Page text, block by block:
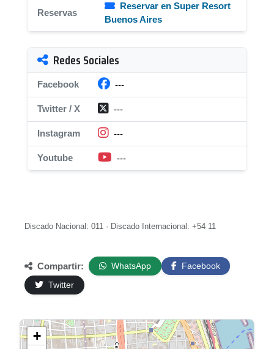
Reservas
Reservar en Super Resort
Buenos Aires
Redes Sociales
Facebook ---
Twitter / X ---
Instagram ---
Youtube ---
Discado Nacional: 011 · Discado Internacional: +54 11
Compartir: WhatsApp
Facebook
Twitter
+